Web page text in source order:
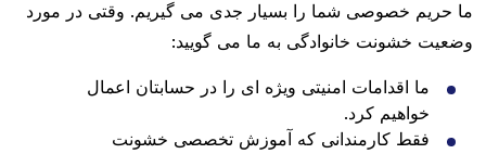
ما حریم خصوصی شما را بسیار جدی می گیریم. وقتی در مورد
وضعیت خشونت خانوادگی به ما می گویید:
ما اقدامات امنیتی ویژه ای را در حسابتان اعمال
خواهیم کرد.
فقط کارمندانی که آموزش تخصصی خشونت